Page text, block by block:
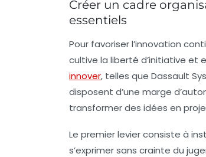
Créer un cadre
essentiels
Pour favoriser l’innovation
cultive la liberté d’initiative et
innover, telles que Dassault
disposent d’une marge
transformer des idées en
Le premier levier consiste à
s’exprimer sans crainte du